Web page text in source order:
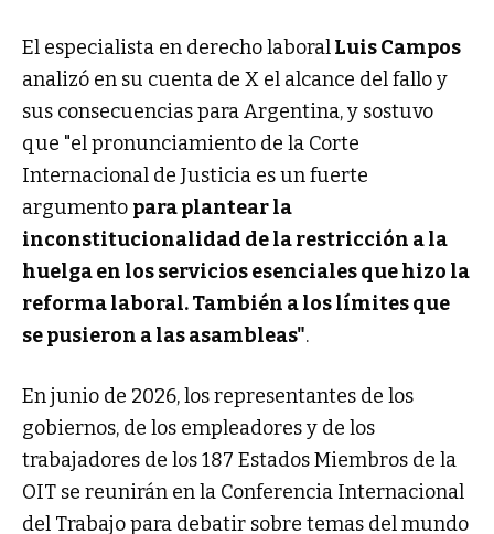
El especialista en derecho laboralLuis Campos
analizó en su cuenta de X el alcance del fallo y
sus consecuencias para Argentina, y sostuvo
que "el pronunciamiento de la Corte
Internacional de Justicia es un fuerte
argumento para plantear la
inconstitucionalidad de la restricción a la
huelga en los servicios esenciales que hizo la
reforma laboral. También a los límites que
se pusieron a las asambleas".
En junio de 2026, los representantes de los
gobiernos, de los empleadores y de los
trabajadores de los 187 Estados Miembros de la
OIT se reunirán en la Conferencia Internacional
del Trabajo para debatir sobre temas del mundo